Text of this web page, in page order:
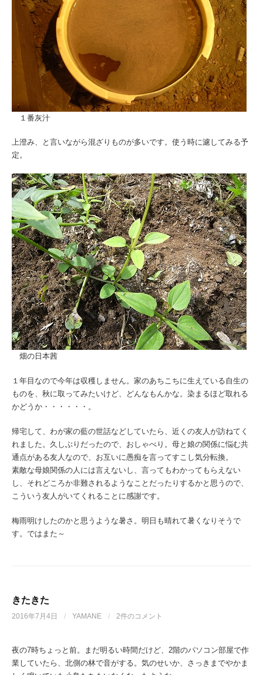
１番灰汁
上澄み、と言いながら混ざりものが多いです。使う時に濾してみる予
定。
畑の日本茜
１年目なので今年は収穫しません。家のあちこちに生えている自生の
ものを、秋に取ってみたいけど、どんなもんかな。染まるほど取れる
かどうか・・・・・・。
帰宅して、わが家の藍の世話などしていたら、近くの友人が訪ねてく
れました。久しぶりだったので、おしゃべり。母と娘の関係に悩む共
通点がある友人なので、お互いに愚痴を言ってすこし気分転換。
素敵な母娘関係の人には言えないし、言ってもわかってもらえない
し、それどころか非難されるようなことだったりするかと思うので、
こういう友人がいてくれることに感謝です。
梅雨明けしたのかと思うような暑さ。明日も晴れて暑くなりそうで
す。ではまた～
きたきた
2016年7月4日 / YAMANE / 2件のコメント
夜の7時ちょっと前。まだ明るい時間だけど、2階のパソコン部屋で作
業していたら、北側の林で音がする。気のせいか、さっきまでやかま